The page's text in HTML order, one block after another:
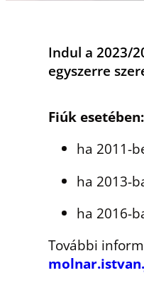
Indul a 2023/
egyszerre
Fiúk esetében:
ha 2011-
ha 2013-
ha 2016-
További